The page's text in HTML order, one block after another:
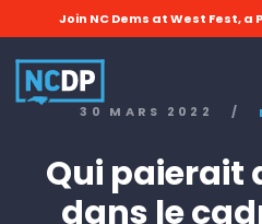
Join NC Dems at West Fest,
30 MARS 2022 /
Qui paierait
dans le